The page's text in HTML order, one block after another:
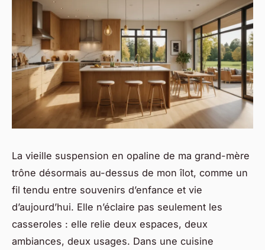
La vieille suspension en opaline de ma grand-mère
trône désormais au-dessus de mon îlot, comme un
fil tendu entre souvenirs d’enfance et vie
d’aujourd’hui. Elle n’éclaire pas seulement les
casseroles : elle relie deux espaces, deux
ambiances, deux usages. Dans une cuisine